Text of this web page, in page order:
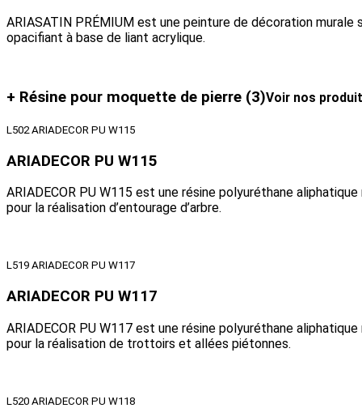
ARIASATIN PRÉMIUM est une peinture de décoration
opacifiant à base de liant acrylique.
+ Résine pour moquette de pierre (3)Voir nos
L502 ARIADECOR PU W115
ARIADECOR PU W115
ARIADECOR PU W115 est une résine polyuréthane
pour la réalisation d’entourage d’arbre.
L519 ARIADECOR PU W117
ARIADECOR PU W117
ARIADECOR PU W117 est une résine polyuréthane
pour la réalisation de trottoirs et allées piétonnes.
L520 ARIADECOR PU W118